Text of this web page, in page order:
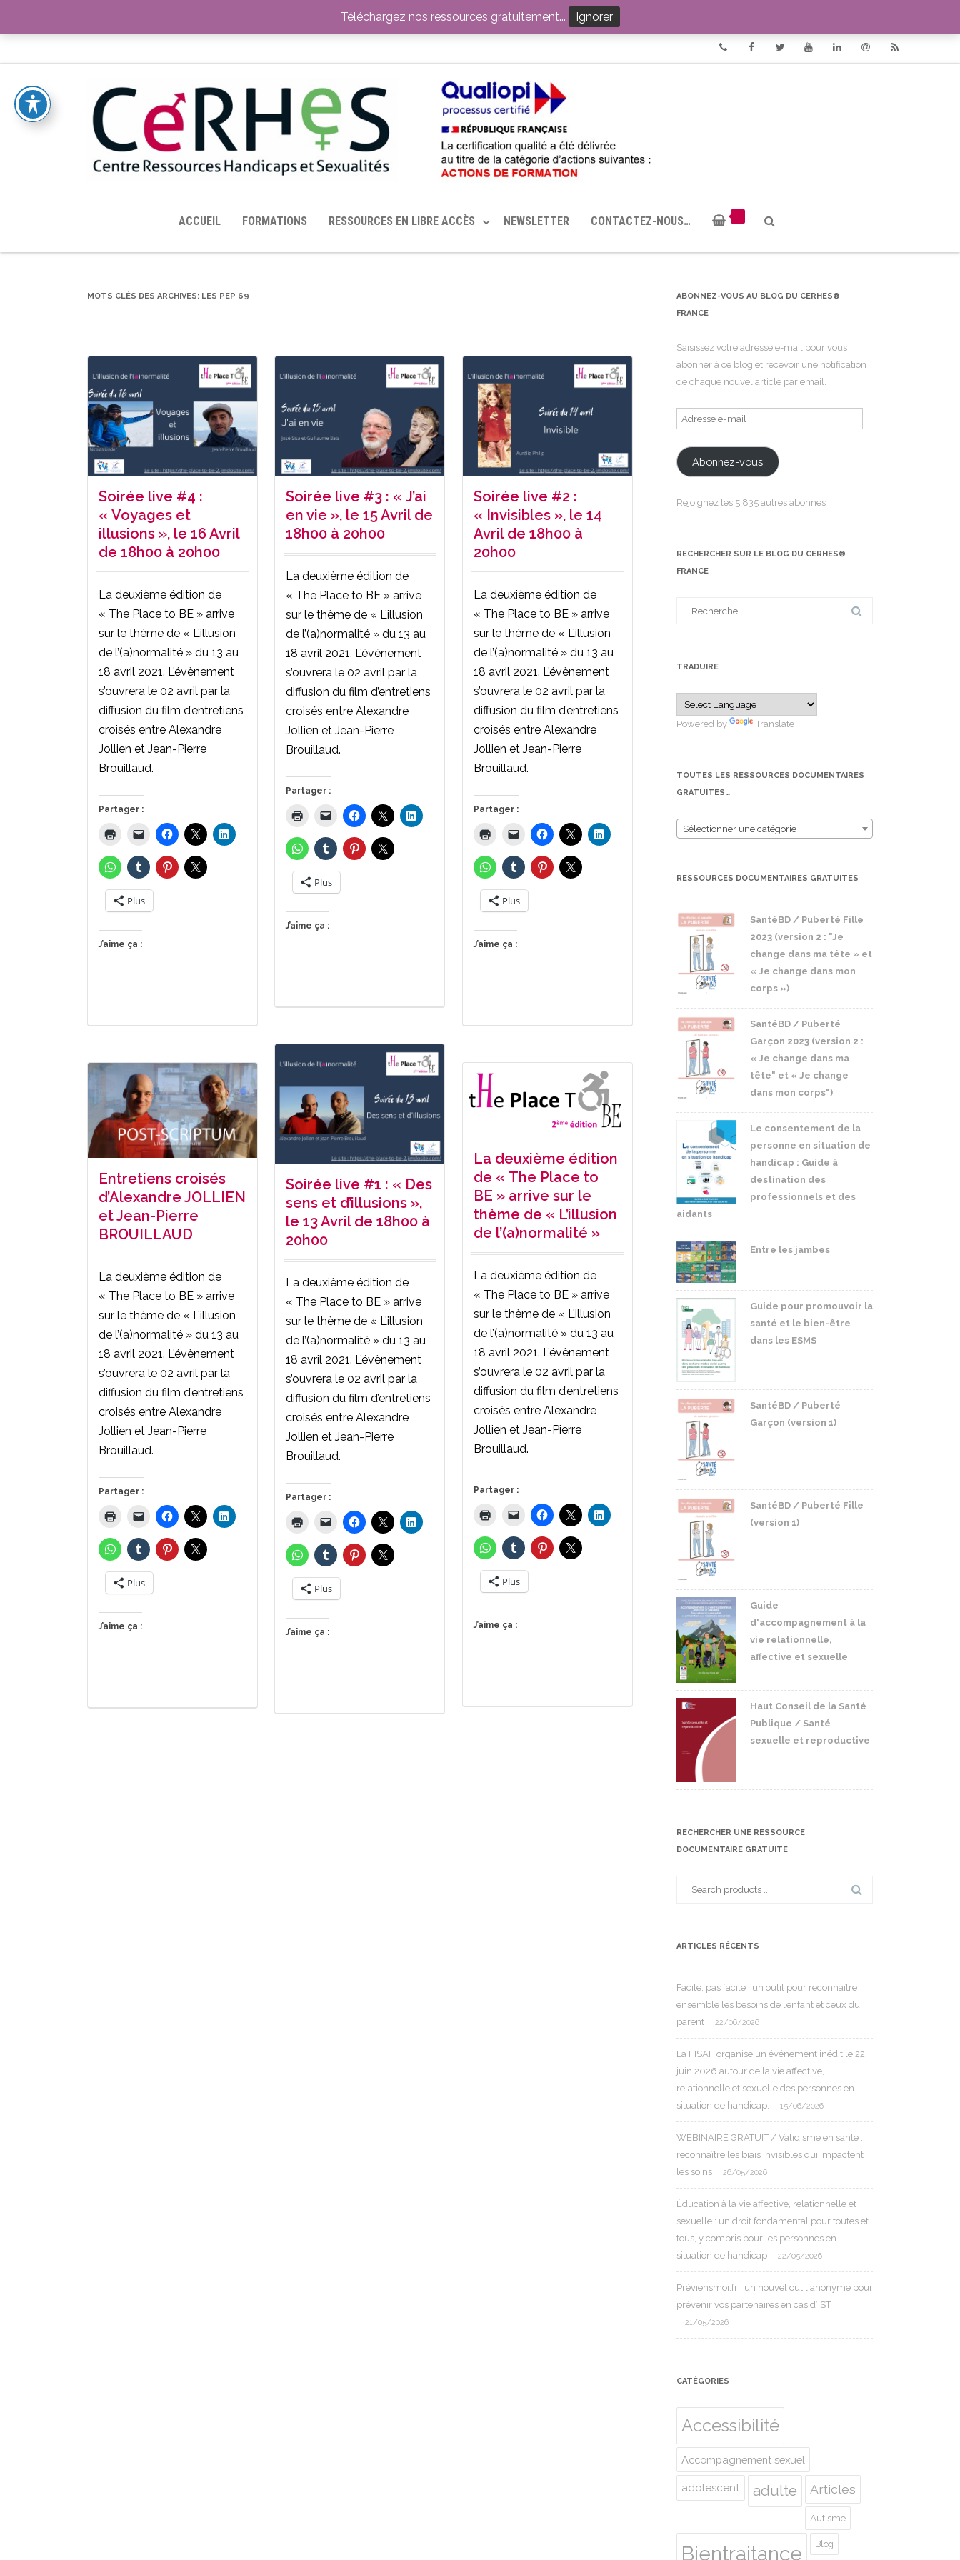
TOUTES LES RESSOURCES MISES À DISPOSITION PAR LE CERHES® FRANCE OUTILS EN SANTÉ SEXUELLE
ACCUEIL FORMATIONS RESSOURCES EN LIBRE ACCÈS NEWSLETTER CONTACTEZ-NOUS…
MOTS CLÉS DES ARCHIVES: LES PEP 69
Soirée live #4 :
« Voyages et
illusions », le 16 Avril
de 18h00 à 20h00
La deuxième édition de
« The Place to BE » arrive
sur le thème de « L’illusion
de l’(a)normalité » du 13 au
18 avril 2021. L’évènement
s’ouvrera le 02 avril par la
diffusion du film d’entretiens
croisés entre Alexandre
Jollien et Jean-Pierre
Brouillaud.
Partager :
Plus
J’aime ça :
Soirée live #3 : « J’ai
en vie », le 15 Avril de
18h00 à 20h00
La deuxième édition de
« The Place to BE » arrive
sur le thème de « L’illusion
de l’(a)normalité » du 13 au
18 avril 2021. L’évènement
s’ouvrera le 02 avril par la
diffusion du film d’entretiens
croisés entre Alexandre
Jollien et Jean-Pierre
Brouillaud.
Partager :
Plus
J’aime ça :
Soirée live #2 :
« Invisibles », le 14
Avril de 18h00 à
20h00
La deuxième édition de
« The Place to BE » arrive
sur le thème de « L’illusion
de l’(a)normalité » du 13 au
18 avril 2021. L’évènement
s’ouvrera le 02 avril par la
diffusion du film d’entretiens
croisés entre Alexandre
Jollien et Jean-Pierre
Brouillaud.
Partager :
Plus
J’aime ça :
Soirée live #1 : « Des
sens et d’illusions »,
le 13 Avril de 18h00 à
20h00
La deuxième édition de
« The Place to BE » arrive
sur le thème de « L’illusion
de l’(a)normalité » du 13 au
18 avril 2021. L’évènement
s’ouvrera le 02 avril par la
diffusion du film d’entretiens
croisés entre Alexandre
Jollien et Jean-Pierre
Brouillaud.
Partager :
Plus
J’aime ça :
Entretiens croisés
d’Alexandre JOLLIEN
et Jean-Pierre
BROUILLAUD
La deuxième édition de
« The Place to BE » arrive
sur le thème de « L’illusion
de l’(a)normalité » du 13 au
18 avril 2021. L’évènement
s’ouvrera le 02 avril par la
diffusion du film d’entretiens
croisés entre Alexandre
Jollien et Jean-Pierre
Brouillaud.
Partager :
Plus
J’aime ça :
La deuxième édition
de « The Place to
BE » arrive sur le
thème de « L’illusion
de l’(a)normalité »
La deuxième édition de
« The Place to BE » arrive
sur le thème de « L’illusion
de l’(a)normalité » du 13 au
18 avril 2021. L’évènement
s’ouvrera le 02 avril par la
diffusion du film d’entretiens
croisés entre Alexandre
Jollien et Jean-Pierre
Brouillaud.
Partager :
Plus
J’aime ça :
ABONNEZ-VOUS AU BLOG DU CERHES®
FRANCE
Saisissez votre adresse e-mail pour vous
abonner à ce blog et recevoir une notification
de chaque nouvel article par email.
Adresse
e-
mail
Abonnez-vous
Rejoignez les 5 835 autres abonnés
RECHERCHER SUR LE BLOG DU CERHES®
FRANCE
TRADUIRE
Powered by Translate
TOUTES LES RESSOURCES DOCUMENTAIRES
GRATUITES…
Sélectionner une catégorie
RESSOURCES DOCUMENTAIRES GRATUITES
SantéBD / Puberté Fille
2023 (version 2 : "Je
change dans ma tête » et
« Je change dans mon
corps »)
SantéBD / Puberté
Garçon 2023 (version 2 :
« Je change dans ma
tête" et « Je change
dans mon corps")
Le consentement de la
personne en situation de
handicap : Guide à
destination des
professionnels et des
aidants
Entre les jambes
Guide pour promouvoir la
santé et le bien-être
dans les ESMS
SantéBD / Puberté
Garçon (version 1)
SantéBD / Puberté Fille
(version 1)
Guide
d'accompagnement à la
vie relationnelle,
affective et sexuelle
Haut Conseil de la Santé
Publique / Santé
sexuelle et reproductive
RECHERCHER UNE RESSOURCE
DOCUMENTAIRE GRATUITE
ARTICLES RÉCENTS
Facile, pas facile : un outil pour reconnaître
ensemble les besoins de l’enfant et ceux du
parent
22/06/2026
La FISAF organise un événement inédit le 22
juin 2026 autour de la vie affective,
relationnelle et sexuelle des personnes en
situation de handicap.
15/06/2026
WEBINAIRE GRATUIT / Validisme en santé :
reconnaître les biais invisibles qui impactent
les soins
26/05/2026
Éducation à la vie affective, relationnelle et
sexuelle : un droit fondamental pour toutes et
tous, y compris pour les personnes en
situation de handicap
22/05/2026
Préviensmoi.fr : un nouvel outil anonyme pour
prévenir vos partenaires en cas d’IST
21/05/2026
CATÉGORIES
Accessibilité
Accompagnement sexuel
adolescent adulte Articles
Autisme
Bientraitance Blog
Téléchargez nos ressources gratuitement... Ignorer